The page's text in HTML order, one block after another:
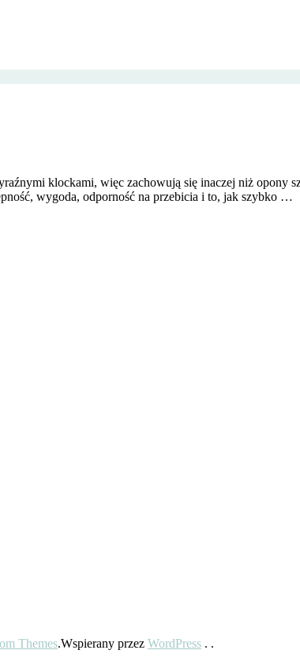
klockami, więc zachowują się inaczej niż opony
wygoda, odporność na przebicia i to, jak szybko …
Themes.Wspierany przez WordPress . .